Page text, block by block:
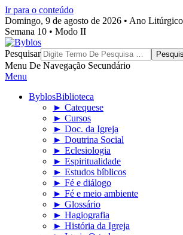
Ir para o conteúdo
Domingo, 9 de agosto de 2026 • Ano
Semana 10 • Modo II
Byblos
Pesquisar
Menu De Navegação Secundário
Menu
ByblosBiblioteca
► Catequese
► Cursos
► Doc. da Igreja
► Doutrina Social
► Eclesiologia
► Espiritualidade
► Estudos bíblicos
► Fé e diálogo
► Fé e meio ambiente
► Glossário
► Hagiografia
► História da Igreja